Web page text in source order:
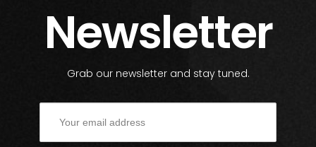
Newsletter
Grab our newsletter and stay tuned.